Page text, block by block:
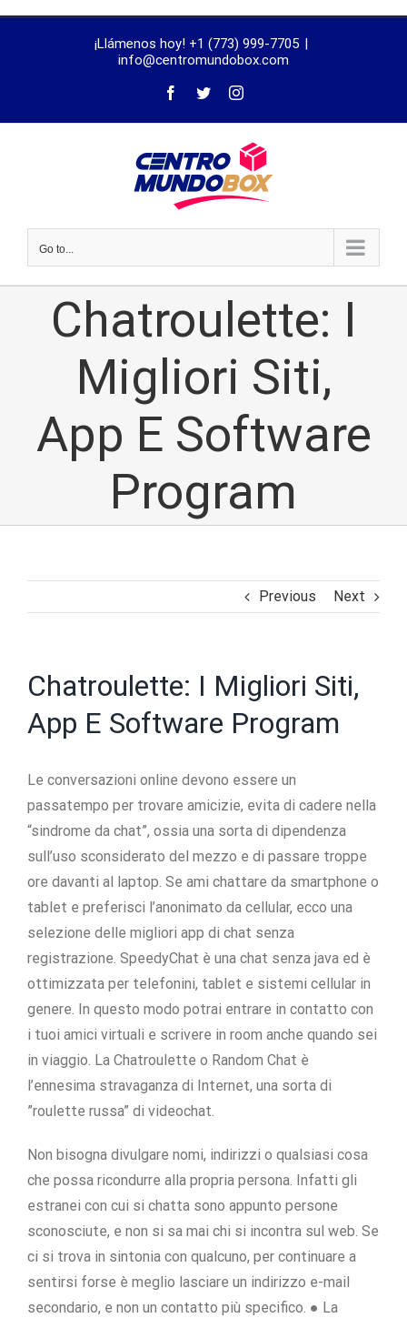
¡Llámenos hoy! +1 (773) 999-7705 |
info@centromundobox.com
Go to...
Chatroulette: I
Migliori Siti,
App E Software
Program
Previous Next
Chatroulette: I Migliori Siti,
App E Software Program
Le conversazioni online devono essere un
passatempo per trovare amicizie, evita di cadere nella
“sindrome da chat”, ossia una sorta di dipendenza
sull’uso sconsiderato del mezzo e di passare troppe
ore davanti al laptop. Se ami chattare da smartphone o
tablet e preferisci l’anonimato da cellular, ecco una
selezione delle migliori app di chat senza
registrazione. SpeedyChat è una chat senza java ed è
ottimizzata per telefonini, tablet e sistemi cellular in
genere. In questo modo potrai entrare in contatto con
i tuoi amici virtuali e scrivere in room anche quando sei
in viaggio. La Chatroulette o Random Chat è
l’ennesima stravaganza di Internet, una sorta di
”roulette russa” di videochat.
Non bisogna divulgare nomi, indirizzi o qualsiasi cosa
che possa ricondurre alla propria persona. Infatti gli
estranei con cui si chatta sono appunto persone
sconosciute, e non si sa mai chi si incontra sul web. Se
ci si trova in sintonia con qualcuno, per continuare a
sentirsi forse è meglio lasciare un indirizzo e-mail
secondario, e non un contatto più specifico. ● La